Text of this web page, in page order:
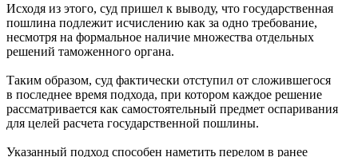
Исходя из этого, суд пришел к выводу, что государственная
пошлина подлежит исчислению как за одно требование,
несмотря на формальное наличие множества отдельных
решений таможенного органа.
Таким образом, суд фактически отступил от сложившегося
в последнее время подхода, при котором каждое решение
рассматривается как самостоятельный предмет оспаривания
для целей расчета государственной пошлины.
Указанный подход способен наметить перелом в ранее